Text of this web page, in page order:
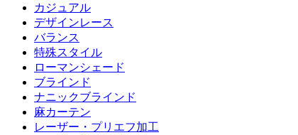
カジュアル
デザインレース
バランス
特殊スタイル
ローマンシェード
ブラインド
ナニックブラインド
麻カーテン
レーザー・プリエフ加工